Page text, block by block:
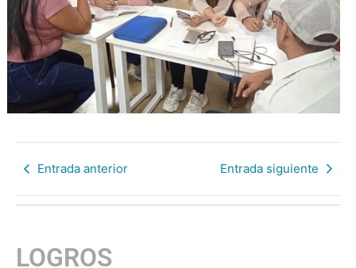
Entrada anterior Entrada siguiente
LOGROS